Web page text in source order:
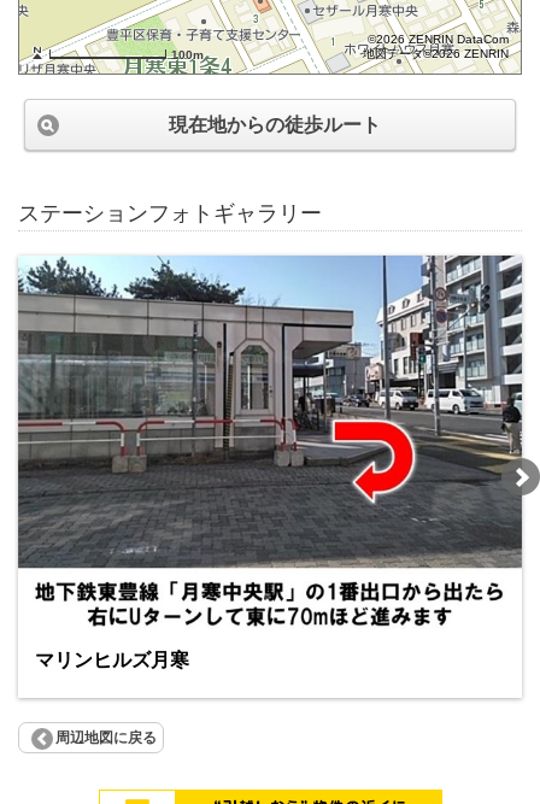
100m
©2026 ZENRIN DataCom
地図データ©2026 ZENRIN
現在地からの徒歩ルート
ステーションフォトギャラリー
マリンヒルズ月寒
周辺地図に戻る